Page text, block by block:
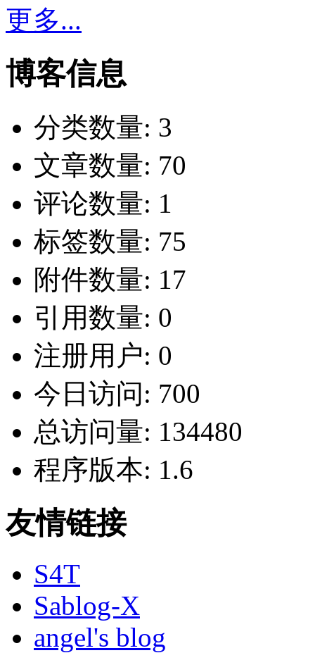
更多...
博客信息
分类数量: 3
文章数量: 70
评论数量: 1
标签数量: 75
附件数量: 17
引用数量: 0
注册用户: 0
今日访问: 700
总访问量: 134480
程序版本: 1.6
友情链接
S4T
Sablog-X
angel's blog